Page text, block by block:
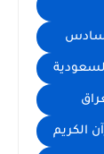
الكريم